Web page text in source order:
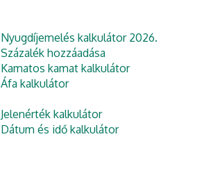
Nyugdíjemelés kalkulátor 2026.
Százalék hozzáadása
Kamatos kamat kalkulátor
Áfa kalkulátor
Jelenérték kalkulátor
Dátum és idő kalkulátor